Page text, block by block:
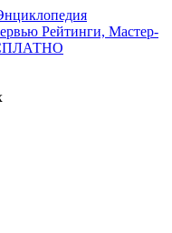
Рейтинги, Мастер-